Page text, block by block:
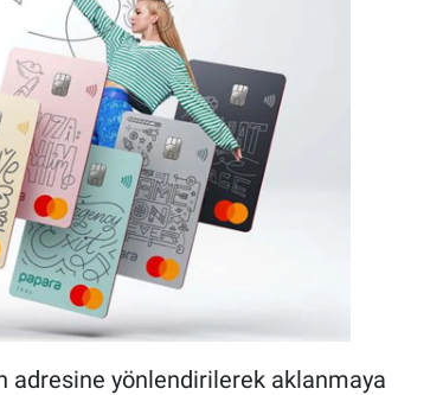
adresine yönlendirilerek aklanmaya